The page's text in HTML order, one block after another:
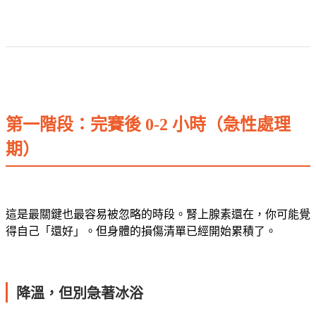
第一階段：完賽後 0-2 小時（急性處理
期）
這是最關鍵也最容易被忽略的時段。腎上腺素還在，你可能覺
得自己「還好」。但身體的損傷清單已經開始累積了。
降溫，但別急著冰浴